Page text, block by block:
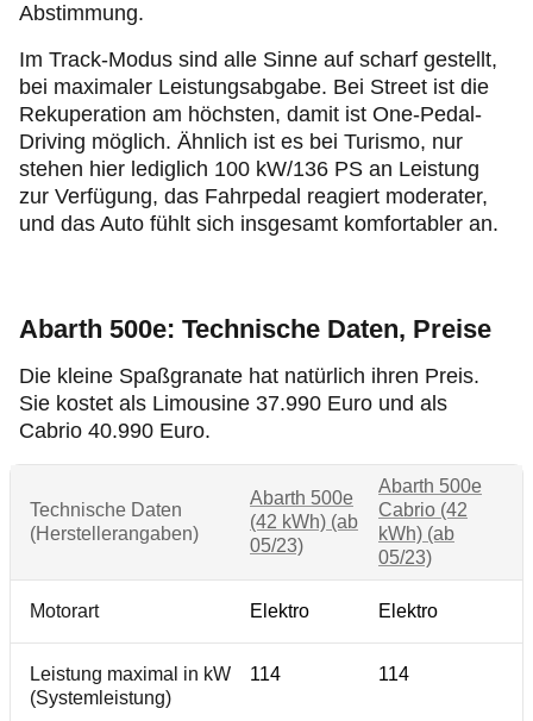
Abstimmung.
Im Track-Modus sind alle Sinne auf scharf gestellt,
bei maximaler Leistungsabgabe. Bei Street ist die
Rekuperation am höchsten, damit ist One-Pedal-
Driving möglich. Ähnlich ist es bei Turismo, nur
stehen hier lediglich 100 kW/136 PS an Leistung
zur Verfügung, das Fahrpedal reagiert moderater,
und das Auto fühlt sich insgesamt komfortabler an.
Abarth 500e: Technische Daten, Preise
Die kleine Spaßgranate hat natürlich ihren Preis.
Sie kostet als Limousine 37.990 Euro und als
Cabrio 40.990 Euro.
Technische Daten
(Herstellerangaben)
Abarth 500e
(42 kWh) (ab
05/23)
Abarth 500e
Cabrio (42
kWh) (ab
05/23)
Motorart Elektro Elektro
Leistung maximal in kW
(Systemleistung)
114 114